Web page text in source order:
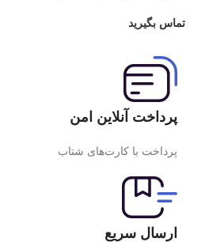
تماس بگیرید
پرداخت آنلاین امن
پرداخت با کارت‌های شتاب
ارسال سریع